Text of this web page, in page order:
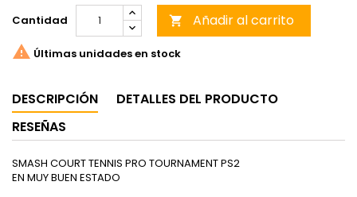
Cantidad  Añadir al carrito
 Últimas unidades en stock
DESCRIPCIÓN
DETALLES DEL PRODUCTO
RESEÑAS
SMASH COURT TENNIS PRO TOURNAMENT PS2
EN MUY BUEN ESTADO